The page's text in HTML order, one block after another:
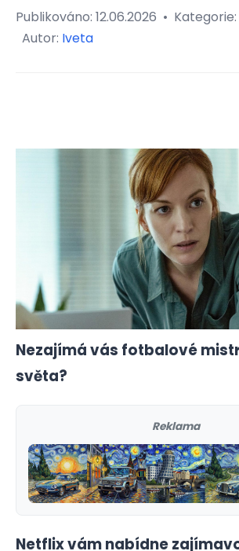
Publikováno: 12.06.2026 • Kategorie:
Autor: Iveta
Nezajímá vás fotbalové
světa?
Reklama
Netflix vám nabídne